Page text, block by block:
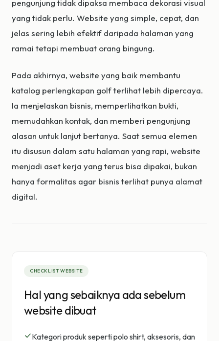
pengunjung tidak dipaksa membaca dekorasi visual
yang tidak perlu. Website yang simple, cepat, dan
jelas sering lebih efektif daripada halaman yang
ramai tetapi membuat orang bingung.
Pada akhirnya, website yang baik membantu
katalog perlengkapan golf terlihat lebih dipercaya.
Ia menjelaskan bisnis, memperlihatkan bukti,
memudahkan kontak, dan memberi pengunjung
alasan untuk lanjut bertanya. Saat semua elemen
itu disusun dalam satu halaman yang rapi, website
menjadi aset kerja yang terus bisa dipakai, bukan
hanya formalitas agar bisnis terlihat punya alamat
digital.
CHECKLIST WEBSITE
Hal yang sebaiknya ada sebelum
website dibuat
Kategori produk seperti polo shirt, aksesoris, dan